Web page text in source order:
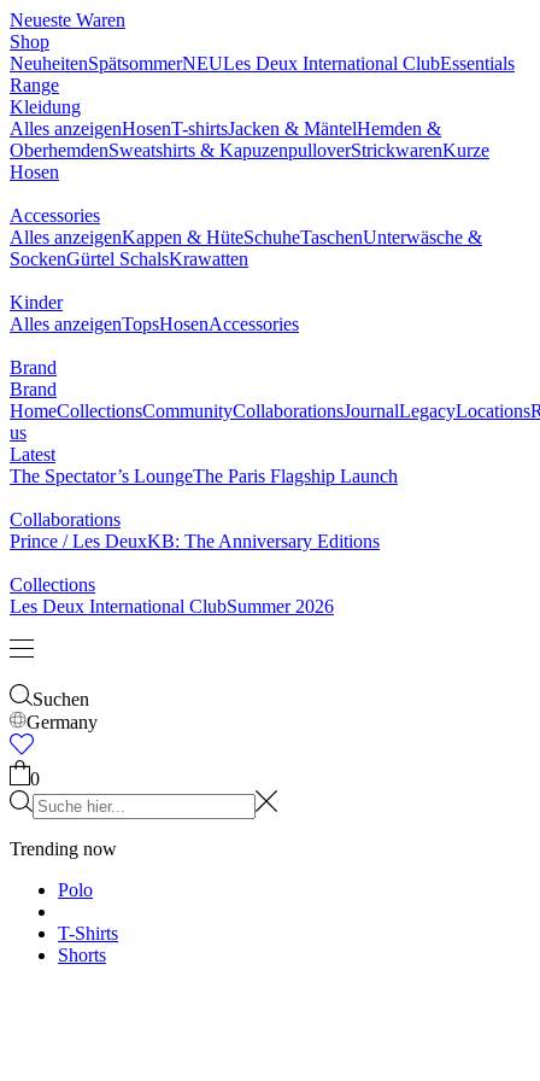
Neueste Waren
Shop
NeuheitenSpätsommerNEULes Deux International ClubEssentials
Range
Kleidung
Alles anzeigenHosenT-shirtsJacken & MäntelHemden &
OberhemdenSweatshirts & KapuzenpulloverStrickwarenKurze
Hosen
Accessories
Alles anzeigenKappen & HüteSchuheTaschenUnterwäsche &
SockenGürtel SchalsKrawatten
Kinder
Alles anzeigenTopsHosenAccessories
Brand
Brand
HomeCollectionsCommunityCollaborationsJournalLegacyLocations
us
Latest
The Spectator’s LoungeThe Paris Flagship Launch
Collaborations
Prince / Les DeuxKB: The Anniversary Editions
Collections
Les Deux International ClubSummer 2026
Suchen
Germany
0
Trending now
Polo
T-Shirts
Shorts